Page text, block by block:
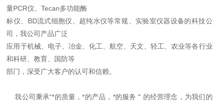
量PCR仪、Tecan多功能酶
标仪、BD流式细胞仪、超纯水仪等常规、实验室仪器设备的科技公
司，我公司产品广泛
应用于机械、电子、冶金、化工、航空、天文、轻工、农业等各行业
和科研、教育、国防等
部门，深受广大客户的认可和信赖。
我公司秉承“*的质量，*的产品，*的服务＂的经营理念，为我们的